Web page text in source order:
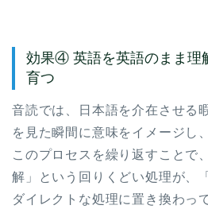
効果④ 英語を英語のまま理
育つ
音読では、日本語を介在させる
を見た瞬間に意味をイメージし
このプロセスを繰り返すこと
解」という回りくどい処理が、
ダイレクトな処理に置き換わっ